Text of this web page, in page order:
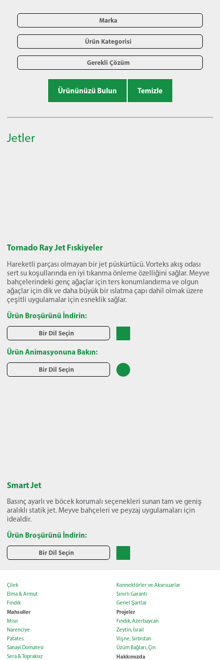
Marka
Ürün Kategorisi
Gerekli Çözüm
Ürününüzü Bulun Temizle
Jetler
Tornado Ray Jet Fıskiyeler
Hareketli parçası olmayan bir jet püskürtücü. Vorteks akış odası
sert su koşullarında en iyi tıkanma önleme özelliğini sağlar. Meyve
bahçelerindeki genç ağaçlar için ters konumlandırma ve olgun
ağaçlar için dik ve daha büyük bir ıslatma çapı dahil olmak üzere
çeşitli uygulamalar için esneklik sağlar.
Ürün Broşürünü İndirin:
Bir Dil Seçin
Ürün Animasyonuna Bakın:
Bir Dil Seçin
Smart Jet
Basınç ayarlı ve böcek korumalı seçenekleri sunan tam ve geniş
aralıklı statik jet. Meyve bahçeleri ve peyzaj uygulamaları için
idealdir.
Ürün Broşürünü İndirin:
Bir Dil Seçin
Çilek
Elma & Armut
Fındık
Mahsuller
Mısır
Narenciye
Patates
Sanayi Domatesi
Sera & Topraksız
Konnektörler ve Aksesuarlar
Sınırlı Garanti
Genel Şartlar
Projeler
Fındık, Azerbaycan
Zeytin, İsrail
Vişne, Sırbistan
Üzüm Bağları, Çin
Hakkımızda